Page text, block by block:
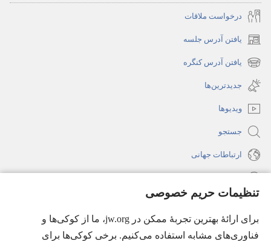
تنظیمات حریم خصوصی
برای ارائهٔ بهترین تجربهٔ ممکن در jw.org، ما از کوکی‌ها و
فناوری‌های مشابه استفاده می‌کنیم. برخی کوکی‌ها برای
درخواست ملاقات
یافتن آدرس جلسه
(پنجره‌ای
جدید
می‌شود)
یافتن آدرس کنگره
(پنجره‌ای
جدید
می‌شود)
جدیدترین‌ها
ویدیوها
جستجو
ارتباطات جهانی
(پنجره‌ای
جدید